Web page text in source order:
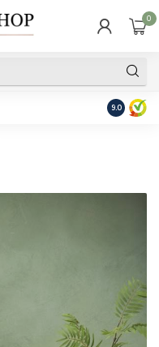
0
Achteraf
9.0